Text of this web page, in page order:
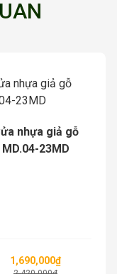
nhựa giả gỗ
MD.04-23MD
1,690,000₫